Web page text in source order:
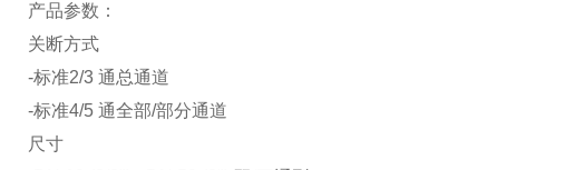
产品参数：
关断方式
-标准2/3 通总通道
-标准4/5 通全部/部分通道
尺寸